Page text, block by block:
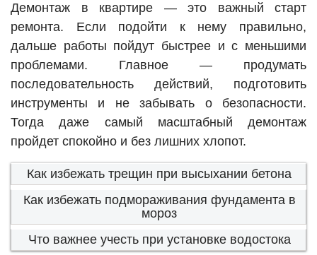
Демонтаж в квартире — это важный старт
ремонта. Если подойти к нему правильно,
дальше работы пойдут быстрее и с меньшими
проблемами. Главное — продумать
последовательность действий, подготовить
инструменты и не забывать о безопасности.
Тогда даже самый масштабный демонтаж
пройдет спокойно и без лишних хлопот.
Как избежать трещин при высыхании бетона
Как избежать подмораживания фундамента в
мороз
Что важнее учесть при установке водостока